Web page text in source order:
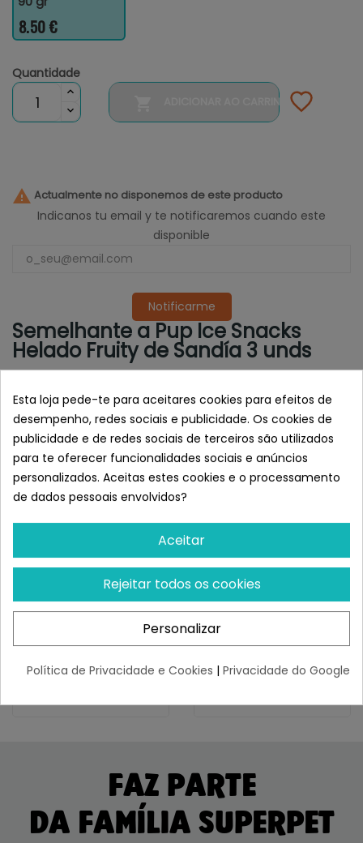
8.50 €
Quantidade
ADICIONAR AO CARRINHO
 Actualmente no disponemos de este producto
Indicanos tu email y te notificaremos cuando este
disponible
Notificarme
Semelhante a Pup Ice Snacks
Helado Fruity de Sandía 3 unds
WILD BALANCE
Wild Balance Yogur
Helado Con Probióticos
Naturales...
PUP ICE
Pup Ice Snacks Helado
¡Últimas produtos!
FAZ PARTE
DA FAMÍLIA SUPERPET
Esta loja pede-te para aceitares cookies para efeitos de
desempenho, redes sociais e publicidade. Os cookies de
publicidade e de redes sociais de terceiros são utilizados
para te oferecer funcionalidades sociais e anúncios
personalizados. Aceitas estes cookies e o processamento
de dados pessoais envolvidos?
Aceitar
Rejeitar todos os cookies
Personalizar
Política de Privacidade e Cookies | Privacidade do Google